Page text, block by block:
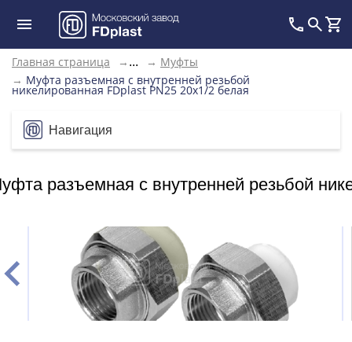
Главная страница → ... → Муфты
→ Муфта разъемная с внутренней резьбой
никелированная FDplast PN25 20х1/2 белая
Навигация
разъемная с внутренней резьбой